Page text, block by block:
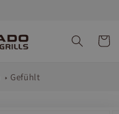
Gefühlt